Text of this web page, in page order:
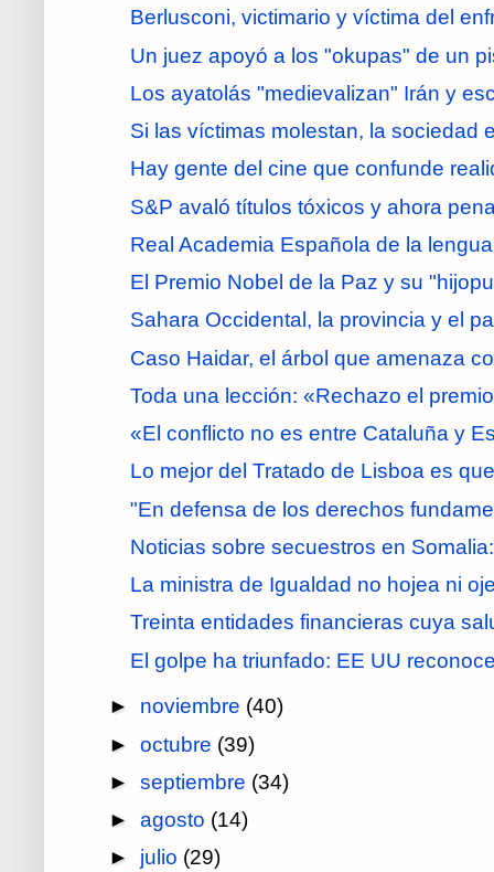
Berlusconi, victimario y víctima del
Un juez apoyó a los "okupas" de un
Los ayatolás "medievalizan" Irán y
Si las víctimas molestan, la sociedad
Hay gente del cine que confunde
S&P avaló títulos tóxicos y ahora
Real Academia Española de la
El Premio Nobel de la Paz y su
Sahara Occidental, la provincia y el
Caso Haidar, el árbol que amenaza
Toda una lección: «Rechazo el
«El conflicto no es entre Cataluña y
Lo mejor del Tratado de Lisboa es
"En defensa de los derechos
Noticias sobre secuestros en
La ministra de Igualdad no hojea ni
Treinta entidades financieras cuya
El golpe ha triunfado: EE UU
► noviembre (40)
► octubre (39)
► septiembre (34)
► agosto (14)
► julio (29)